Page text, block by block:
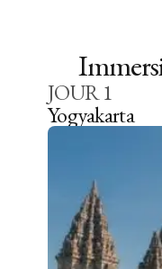
JOUR1
Yogyakarta